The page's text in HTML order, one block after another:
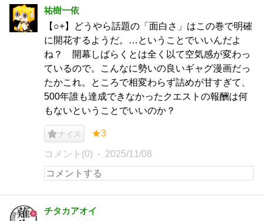
祐樹一依
【○+】どうやら話題の「面白さ」はこの巻で明確
に開花するようだ。…ということでいいんだよ
ね？ 開幕しばらくとは全く以て空気感が変わっ
ているので。こんなに勢いの良いギャグ漫画だっ
たかこれ。ところで相変わらず詰めが甘すぎて、
500年誰も達成できなかったクエストの報酬は何
もないということでいいのか？
ナイス ★3
コメント(0) 2025/11/08
チタカアオイ